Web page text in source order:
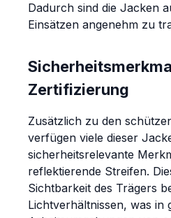
Dadurch sind die Jacken
Einsätzen angenehm zu
Zertifizierung
Zusätzlich zu den
verfügen viele dieser
sicherheitsrelevante
reflektierende Streifen.
Sichtbarkeit des Trägers
Lichtverhältnissen, was in